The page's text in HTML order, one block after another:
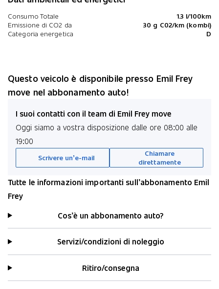
Consumo Totale
1.3 l/100km
Emissione di CO2 da
30 g C02/km (kombi)
Categoria energetica
D
Questo veicolo è disponibile presso Emil Frey
move nel abbonamento auto!
I suoi contatti con il team di Emil Frey move
Oggi siamo a vostra disposizione dalle ore 08:00 alle
19:00
Scrivere un’e-mail
Chiamare
direttamente
Tutte le informazioni importanti sull’abbonamento Emil
Frey
Cos’è un abbonamento auto?
Servizi/condizioni di noleggio
Ritiro/consegna